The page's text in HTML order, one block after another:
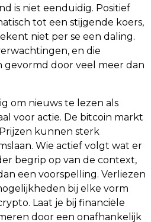
is niet eenduidig. Positief
tot een stijgende koers,
niet per se een daling.
en die
door veel meer dan
om nieuws te lezen als
voor actie. De bitcoin markt
kunnen sterk
Wie actief volgt wat er
begrip op van de context,
een voorspelling. Verliezen
bij elke vorm
Laat je bij financiële
door een onafhankelijk